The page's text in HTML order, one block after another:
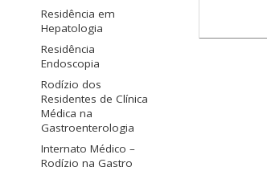
Residência em
Hepatologia
Residência
Endoscopia
Rodízio dos
Residentes de Clínica
Médica na
Gastroenterologia
Internato Médico –
Rodízio na Gastro